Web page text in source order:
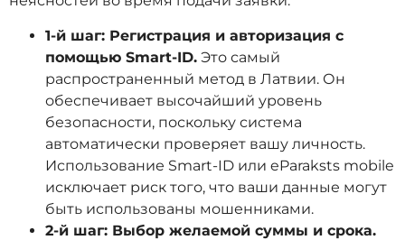
1-й шаг: Регистрация и авторизация с
помощью Smart-ID. Это самый
распространенный метод в Латвии. Он
обеспечивает высочайший уровень
безопасности, поскольку система
автоматически проверяет вашу личность.
Использование Smart-ID или eParaksts mobile
исключает риск того, что ваши данные могут
быть использованы мошенниками.
2-й шаг: Выбор желаемой суммы и срока.